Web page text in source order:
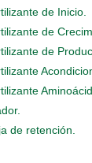
de Inicio.
de
de
de retención.